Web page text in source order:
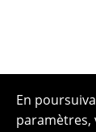
En
paramètres,